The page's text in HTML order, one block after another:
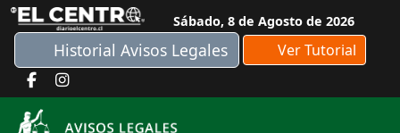
Skip to content
Sábado, 8 de Agosto de 2026
Historial Avisos Legales Ver Tutorial